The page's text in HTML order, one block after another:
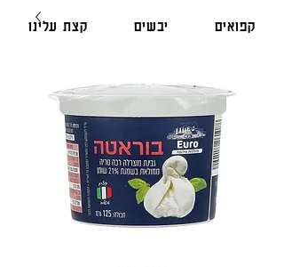
קפואים יבשים קצת עלינו